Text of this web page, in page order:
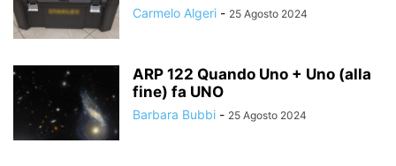
Carmelo Algeri - 25 Agosto 2024
ARP 122 Quando Uno + Uno (alla
fine) fa UNO
Barbara Bubbi - 25 Agosto 2024